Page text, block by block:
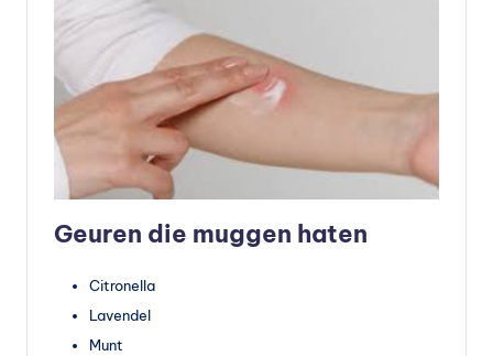
Geuren die muggen haten
Citronella
Lavendel
Munt